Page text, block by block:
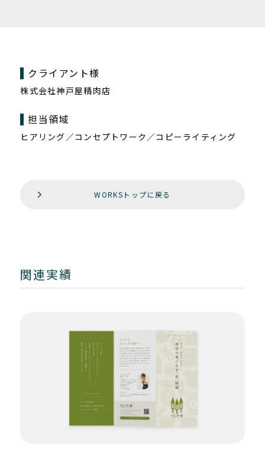
クライアント様
株式会社神戸屋精肉店
担当領域
ヒアリング／コンセプトワーク／コピーライティング
WORKSトップに戻る
関連実績